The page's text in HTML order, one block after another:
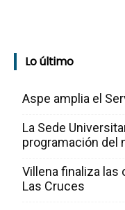
Lo último
Aspe amplia el
La Sede
programación del
Villena finaliza las
Las Cruces